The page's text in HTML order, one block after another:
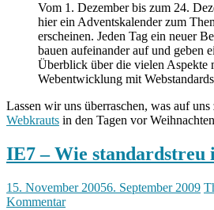
Vom 1. Dezember bis zum 24.
hier ein Adventskalender zum
erscheinen. Jeden Tag ein neuer
bauen aufeinander auf und geben
Überblick über die vielen Aspekte
Webentwicklung mit
Lassen wir uns überraschen, was auf
Webkrauts in den Tagen vor
IE7 – Wie
15. November 20056. September 2009
Kommentar